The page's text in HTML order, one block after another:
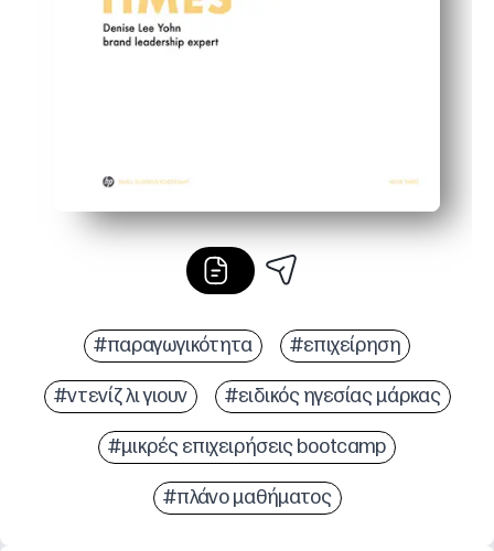
#παραγωγικότητα #επιχείρηση
#ντενίζ λι γιουν #ειδικός ηγεσίας μάρκας
#μικρές επιχειρήσεις bootcamp
#πλάνο μαθήματος